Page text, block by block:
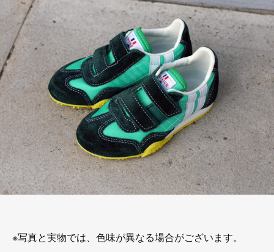
※写真と実物では、色味が異なる場合がございます。